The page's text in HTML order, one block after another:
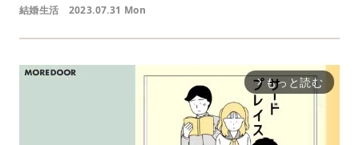
結婚生活 2023.07.31 Mon
arrow_forward_ios もっと読む